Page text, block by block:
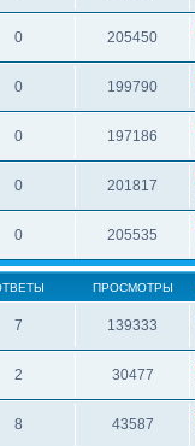
0 205450
0 199790
0 197186
0 201817
0 205535
ПРОСМОТРЫ
7 139333
2 30477
8 43587